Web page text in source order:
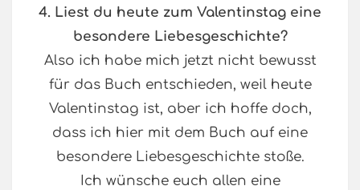
4. Liest du heute zum Valentinstag eine
besondere Liebesgeschichte?
Also ich habe mich jetzt nicht bewusst
für das Buch entschieden, weil heute
Valentinstag ist, aber ich hoffe doch,
dass ich hier mit dem Buch auf eine
besondere Liebesgeschichte stoße.
Ich wünsche euch allen eine